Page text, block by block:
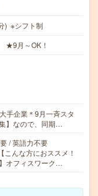
) ※シフト制
★9月～OK！
手企業＊9月一斉スタ
】なので、同期…
/ 英語力不要
んな方におススメ！
オフィスワーク…